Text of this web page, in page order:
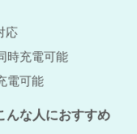
応
時充電可能
電可能
な人におすすめ